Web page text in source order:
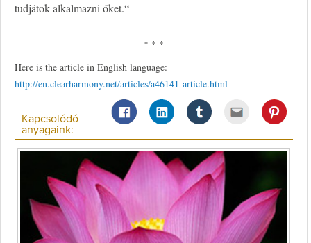
tudjátok alkalmazni őket.“
* * *
Here is the article in English language:
http://en.clearharmony.net/articles/a46141-article.html
Kapcsolódó
anyagaink: